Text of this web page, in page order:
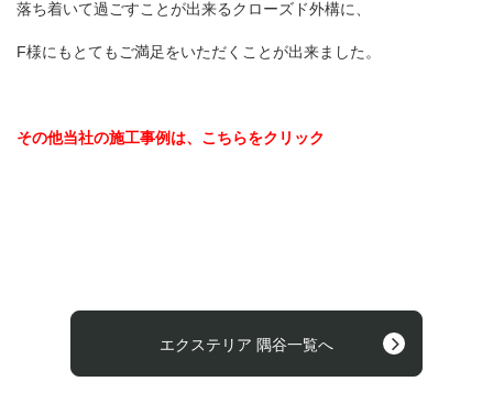
落ち着いて過ごすことが出来るクローズド外構に、
F様にもとてもご満足をいただくことが出来ました。
その他当社の施工事例は、こちらをクリック
エクステリア 隅谷一覧へ